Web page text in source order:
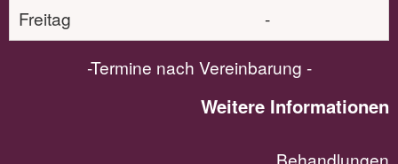
Freitag
-
-Termine nach Vereinbarung -
Weitere Informationen
Behandlungen